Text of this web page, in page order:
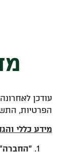
הפרטיות, התשמ"א-
מידע כללי
"החברה"